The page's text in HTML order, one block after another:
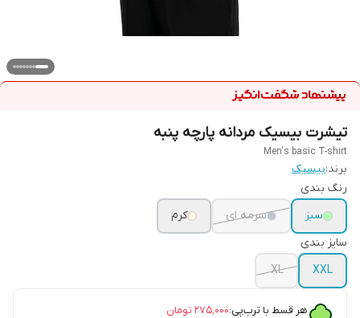
تیشرت بیسیک مردانه پارچه پنبه
Men's basic T-shirt
برند:بیسیک
رنگ بندی
سبز
سرمه ای
کرم
سایز بندی
XXL
XL
هر قسط با ترب‌پی:۲۷۵٬۰۰۰ تومان